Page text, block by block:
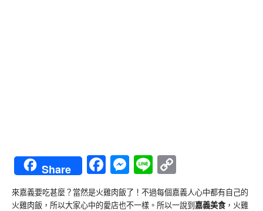
Share Facebook
Messenger
Line
Link
來嘉義要吃甚麼？當然是火雞肉飯了！不過每個嘉義人心中都有自己的
火雞肉飯，所以大家心中的愛店也不一樣。所以一說到嘉義美食，火雞